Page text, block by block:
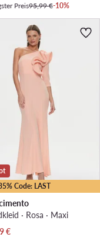
Preis95,99 €-10%
Code: LAST
· Rosa · Maxi
Preis
€